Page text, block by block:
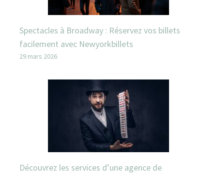
Spectacles à Broadway : Réservez vos billets
facilement avec Newyorkbillets
29 mars 2026
Découvrez les services d’une agence de